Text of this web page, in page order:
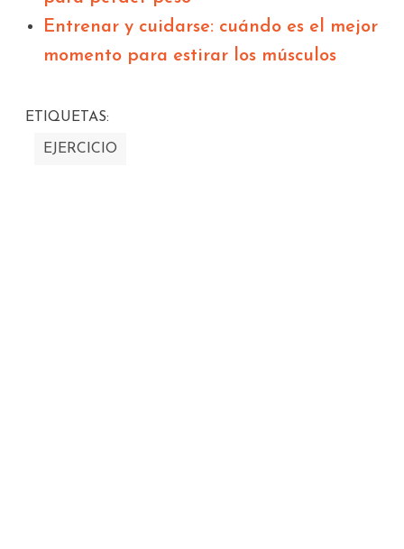
Entrenar y cuidarse: cuándo es el mejor
momento para estirar los músculos
ETIQUETAS:
EJERCICIO